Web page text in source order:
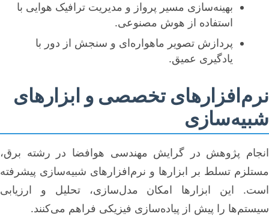
بهینه‌سازی مسیر پرواز و مدیریت ترافیک هوایی با
استفاده از هوش مصنوعی.
پردازش تصویر ماهواره‌ای و سنجش از دور با
یادگیری عمیق.
نرم‌افزارهای تخصصی و ابزارهای
شبیه‌سازی
انجام پژوهش در گرایش مهندسی هوافضا در رشته برق،
مستلزم تسلط بر ابزارها و نرم‌افزارهای شبیه‌سازی پیشرفته
است. این ابزارها امکان مدل‌سازی، تحلیل و ارزیابی
سیستم‌ها را پیش از پیاده‌سازی فیزیکی فراهم می‌کنند.